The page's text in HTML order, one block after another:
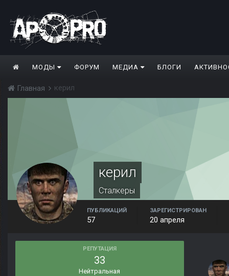
МОДЫ ФОРУМ МЕДИА БЛОГИ
Главная керил
керил
Сталкеры
ПУБЛИКАЦИЙ
57
ЗАРЕГИСТРИРОВАН
20 апреля
РЕПУТАЦИЯ
33
Нейтральная